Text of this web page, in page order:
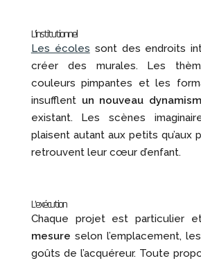
L’institutionnel
Les écoles sont des endroits
créer des murales. Les
couleurs pimpantes et les
insufflent un nouveau
existant. Les scènes
plaisent autant aux petits qu’aux
retrouvent leur cœur d’enfant.
L’exécution
Chaque projet est particulier
mesure selon l’emplacement,
goûts de l’acquéreur. Toute